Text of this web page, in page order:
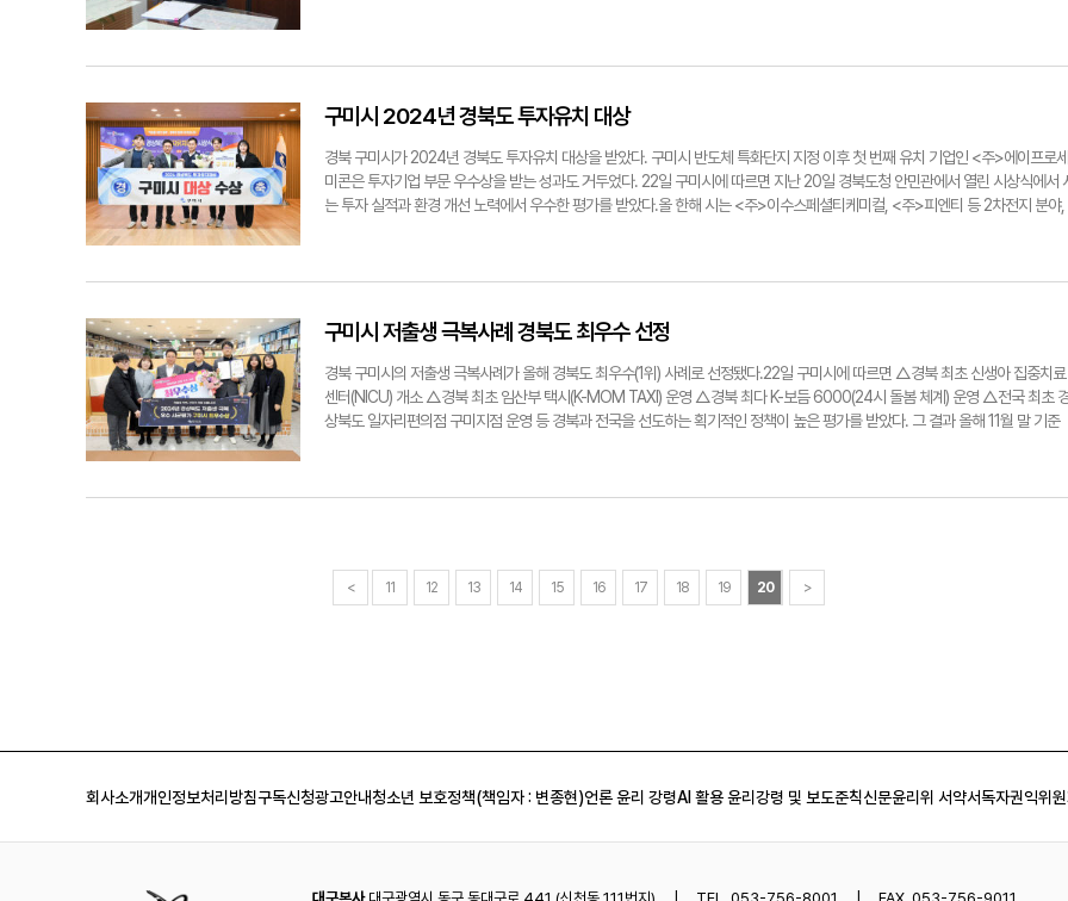
준이 이거밖에 안 되나요?' 등이다.반면 응원 글은 '공연은 순수한 문화와 예술의 장이어야 한다. 특정한 정치적 이념이나 발언이 개
입되는 순간, 그것은 많은 시민의 다양한 의견과 가치를 존중하지 못하는 방향으로 흐를 수 있다.', '구미시는 공공의 이익과 조화를
위해 어려운 결정을 내렸다고 생각한다. 문화와 예술은 모두를 위한 것이지, 특정 이념을 주입하거나 선동하기 위한 도구가 아니다.'
등으로 시민들 사이에서도 찬반 의견이 팽팽하다. 한편 콘서트 환불 등 반환금 문제는 추후 법률 대리인 등을 통할 것으로 전해졌
다. 글·사진=박용기기자 ygpark@yeongnam.com보수단체가 구미시청에 내건 이승환 구미 콘서트 취소 현수막김장호 구미시장
다. 이는 올해 계획(3천500억 원) 대비 2천억 원 이상 초과 달성한 금액으로 소상공인들은 약 292억 원의 금융비용을 절감했다.올
해 큰 성공을 거둔 비대면·디지털 업무처리 도입과 디지털 품앗이 보증심사를 통한 업무 효율화도 내년이 더 기대된다. 경북신보는
보증 수요 급증으로 3개월까지 지연되던 포항지점 보증심사처리 기간을 디지털 플랫폼을 활용, 타 영업점에서 공동으로 심사하는
'디지털 품앗이 보증심사'를 통해 2주로 대폭 단축했다.경북 주도 K-저출생 극복에도 앞장섰다. 올해 500억 원 규모의 경북도 저
생 극복 특례보증으로 보증 한도 우대, 보증료 감면 혜택을 제공했고 육아휴직, 육아시간 선택제 등 저출생 극복 기여 제도를 활용
구미시 2024년 경북도 투자유치 대상
경북 구미시가 2024년 경북도 투자유치 대상을 받았다. 구미시 반도체 특화단지 지정 이후 첫 번째 유치 기업인 <주>에이프로세
미콘은 투자기업 부문 우수상을 받는 성과도 거두었다. 22일 구미시에 따르면 지난 20일 경북도청 안민관에서 열린 시상식에서
는 투자 실적과 환경 개선 노력에서 우수한 평가를 받았다.올 한해 시는 <주>이수스페셜티케미컬, <주>피엔티 등 2차전지 분야,
천807억 원(고용 창출 인원 5천615명)에 달한다. 그동안 시는 방산 혁신클러스터 지정, 반도체특화단지 선정, 기회발전 특구 지정
등 첨단 산업 유치를 위한 기반을 지속해서 마련해 왔다. 김장호 구미시장은 "미국의 금리 인상과 글로벌 공급망 불안 등 어려운 여
건이 예상되지만, 구미시는 기업들이 성장하기 최적의 환경을 제공할 것"이라며 "정주 여건 개선, 교통·산업 인프라 확충 등 실효성
있는 정책을 통해 투자하기 좋은 도시로서의 입지를 더욱 확고히 하고 지속해서 투자를 끌어내겠다"고 밝혔다. 박용기기자
ygpark@yeongnam.com조용경(왼쪽부터)구미시 기업투자과 투자유치1팀장, 이철우 경북도지사, 김영철 구미시 경제국장, 엄
구미시 저출생 극복사례 경북도 최우수 선정
경북 구미시의 저출생 극복사례가 올해 경북도 최우수(1위) 사례로 선정됐다.22일 구미시에 따르면 △경북 최초 신생아 집중치료
센터(NICU) 개소 △경북 최초 임산부 택시(K-MOM TAXI) 운영 △경북 최다 K-보듬 6000(24시 돌봄 체계) 운영 △전국 최초
상북도 일자리편의점 구미지점 운영 등 경북과 전국을 선도하는 획기적인 정책이 높은 평가를 받았다. 그 결과 올해 11월 말 기준
형, 양성평등 등 6대 분야의 사업 실적과 지역 특성에 맞춘 시책 발굴 노력을 종합적으로 평가했다. 박용기기자
ygpark@yeongnam.com박상진(가운데)구미시 인구정책과장과 직원들이 이철우(왼쪽 세 번째)경북도지사로부터 저출생 극복
< 11 12 13 14 15 16 17 18 19 20 >
회사소개개인정보처리방침구독신청광고안내청소년 보호정책(책임자 : 변종현)언론 윤리 강령AI 활용 윤리강령 및 보도준칙신문윤리위 서약서독자권익위